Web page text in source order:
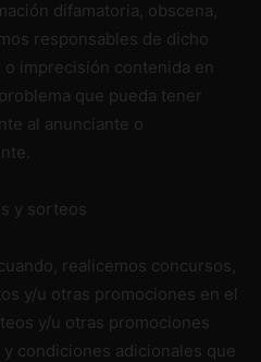
difamatoria, obscena,
responsables de dicho
imprecisión contenida en
que pueda tener
al anunciante o
y sorteos
realicemos concursos,
y/u otras promociones en el
y/u otras promociones
condiciones adicionales que